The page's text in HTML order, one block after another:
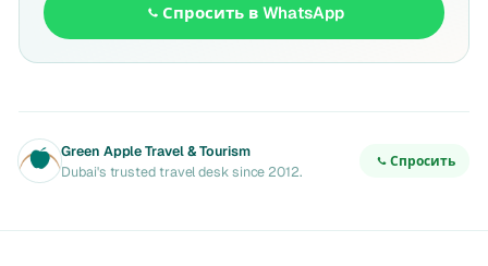
Спросить в WhatsApp
Green Apple Travel & Tourism
Dubai's trusted travel desk since 2012.
Спросить